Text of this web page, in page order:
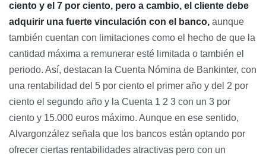
ciento y el 7 por ciento, pero a cambio, el cliente debe
adquirir una fuerte vinculación con el banco, aunque
también cuentan con limitaciones como el hecho de que la
cantidad máxima a remunerar esté limitada o también el
periodo. Así, destacan la Cuenta Nómina de Bankinter, con
una rentabilidad del 5 por ciento el primer año y del 2 por
ciento el segundo año y la Cuenta 1 2 3 con un 3 por
ciento y 15.000 euros máximo. Aunque en ese sentido,
Alvargonzález señala que los bancos están optando por
ofrecer ciertas rentabilidades atractivas pero con un